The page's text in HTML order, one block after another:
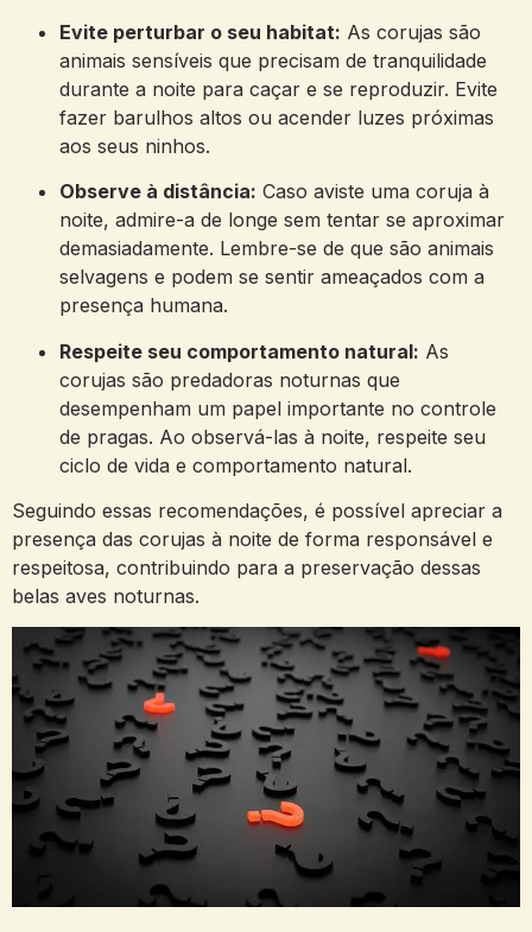
Evite perturbar o seu habitat: As corujas são
animais sensíveis que precisam de tranquilidade
durante a noite para caçar e se reproduzir. Evite
fazer barulhos altos ou acender luzes próximas
aos seus ninhos.
Observe à distância: Caso aviste uma coruja à
noite, admire-a de longe sem tentar se aproximar
demasiadamente. Lembre-se de que são animais
selvagens e podem se sentir ameaçados com a
presença humana.
Respeite seu comportamento natural: As
corujas são predadoras noturnas que
desempenham um papel importante no controle
de pragas. Ao observá-las à noite, respeite seu
ciclo de vida e comportamento natural.
Seguindo essas recomendações, é possível apreciar a
presença das corujas à noite de forma responsável e
respeitosa, contribuindo para a preservação dessas
belas aves noturnas.